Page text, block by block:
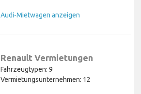
Audi-Mietwagen anzeigen
Renault Vermietungen
Fahrzeugtypen: 9
Vermietungsunternehmen: 12